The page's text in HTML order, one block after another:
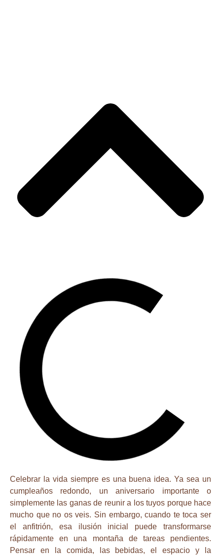
Celebrar la vida siempre es una buena idea. Ya sea un
cumpleaños redondo, un aniversario importante o
simplemente las ganas de reunir a los tuyos porque hace
mucho que no os veis. Sin embargo, cuando te toca ser
el anfitrión, esa ilusión inicial puede transformarse
rápidamente en una montaña de tareas pendientes.
Pensar en la comida, las bebidas, el espacio y la